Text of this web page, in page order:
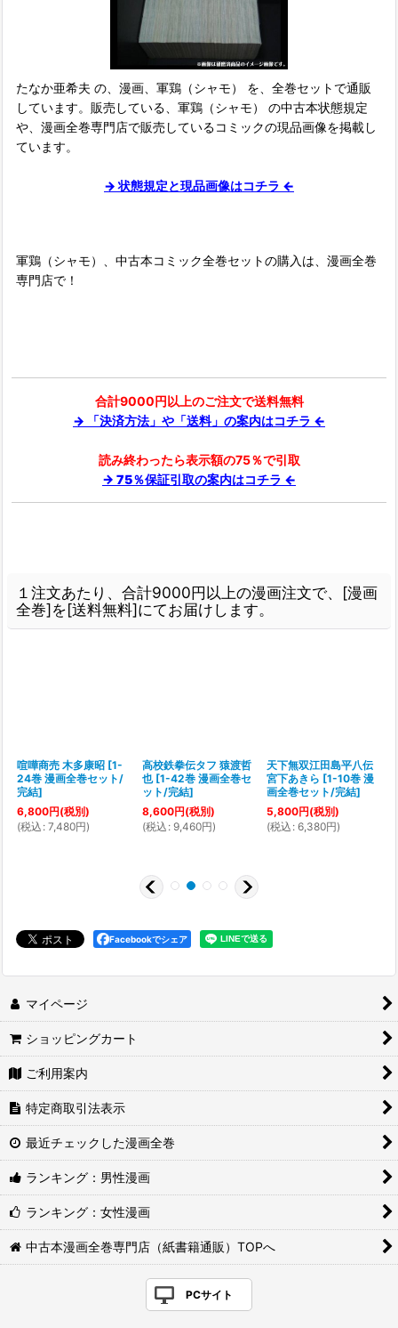
たなか亜希夫 の、漫画、軍鶏（シャモ） を、全巻セットで通販
しています。販売している、軍鶏（シャモ） の中古本状態規定
や、漫画全巻専門店で販売しているコミックの現品画像を掲載し
ています。
→ 状態規定と現品画像はコチラ ←
軍鶏（シャモ）、中古本コミック全巻セットの購入は、漫画全巻
専門店で！
合計9000円以上のご注文で送料無料
→ 「決済方法」や「送料」の案内はコチラ ←
読み終わったら表示額の75％で引取
→ 75％保証引取の案内はコチラ ←
１注文あたり、合計9000円以上の漫画注文で、[漫画
全巻]を[送料無料]にてお届けします。
喧嘩商売 木多康昭 [1-
24巻 漫画全巻セット/
完結]
6,800円(税別)
(税込 : 7,480円)
高校鉄拳伝タフ 猿渡哲
也 [1-42巻 漫画全巻セ
ット/完結]
8,600円(税別)
(税込 : 9,460円)
天下無双江田島平八伝
宮下あきら [1-10巻 漫
画全巻セット/完結]
5,800円(税別)
(税込 : 6,380円)
Facebookでシェア
マイページ
ショッピングカート
ご利用案内
特定商取引法表示
最近チェックした漫画全巻
ランキング：男性漫画
ランキング：女性漫画
中古本漫画全巻専門店（紙書籍通販）TOPへ
PCサイト